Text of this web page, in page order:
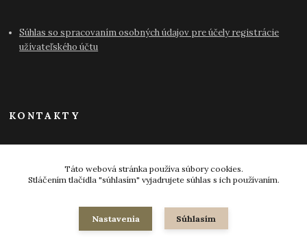
Súhlas so spracovaním osobných údajov pre účely registrácie
užívateľského účtu
KONTAKTY
Táto webová stránka používa súbory cookies.
Stláčením tlačidla "súhlasím" vyjadrujete súhlas s ich používaním.
Nastavenia Súhlasím